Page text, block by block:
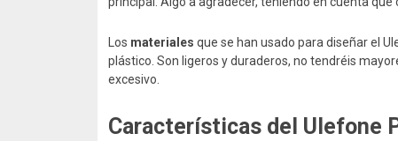
Los materiales que se han usado para diseñar el
plástico. Son ligeros y duraderos, no tendréis
excesivo.
Características del Ulefone